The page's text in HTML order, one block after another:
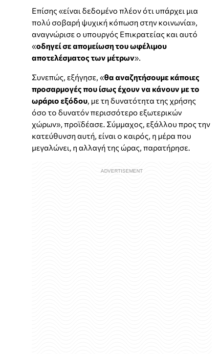
Επίσης «είναι δεδομένο πλέον ότι υπάρχει μια
πολύ σοβαρή ψυχική κόπωση στην κοινωνία»,
αναγνώρισε ο υπουργός Επικρατείας και αυτό
«οδηγεί σε απομείωση του ωφέλιμου
αποτελέσματος των μέτρων».
Συνεπώς, εξήγησε, «θα αναζητήσουμε κάποιες
προσαρμογές που ίσως έχουν να κάνουν με το
ωράριο εξόδου , με τη δυνατότητα της χρήσης
όσο το δυνατόν περισσότερο εξωτερικών
χώρων», προϊδέασε. Σύμμαχος, εξάλλου προς την
κατεύθυνση αυτή, είναι ο καιρός, η μέρα που
μεγαλώνει, η αλλαγή της ώρας, παρατήρησε.